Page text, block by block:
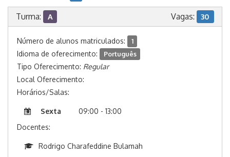
Turma: A Vagas: 30
Número de alunos matriculados: 1
Idioma de oferecimento: Português
Tipo Oferecimento: Regular
Local Oferecimento:
Horários/Salas:
Sexta
09:00 - 13:00
Docentes:
Rodrigo Charafeddine Bulamah